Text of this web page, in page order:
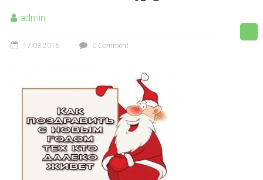
admin
17.03.2016 0 Comment